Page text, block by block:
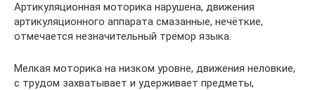
Артикуляционная моторика нарушена, движения
артикуляционного аппарата смазанные, нечёткие,
отмечается незначительный тремор языка.
Мелкая моторика на низком уровне, движения неловкие,
с трудом захватывает и удерживает предметы,